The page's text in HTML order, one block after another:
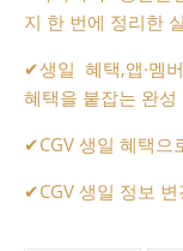
지 한 번에 정리한
✔생일 혜택,앱·멤
혜택을 붙잡는 완성
✔CGV 생일 혜택으
✔CGV 생일 정보